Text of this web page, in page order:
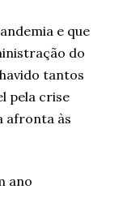
e que
do
tantos
pela crise
afronta às
ano